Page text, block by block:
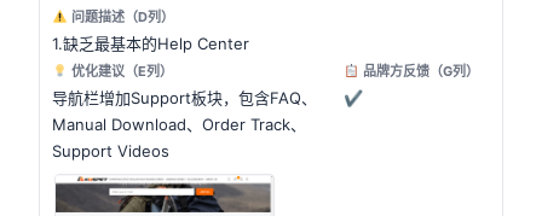
问题描述（D列）
1.缺乏最基本的Help Center
优化建议（E列）
导航栏增加Support板块，包含FAQ、
Manual Download、Order Track、
Support Videos
品牌方反馈（G列）
✔